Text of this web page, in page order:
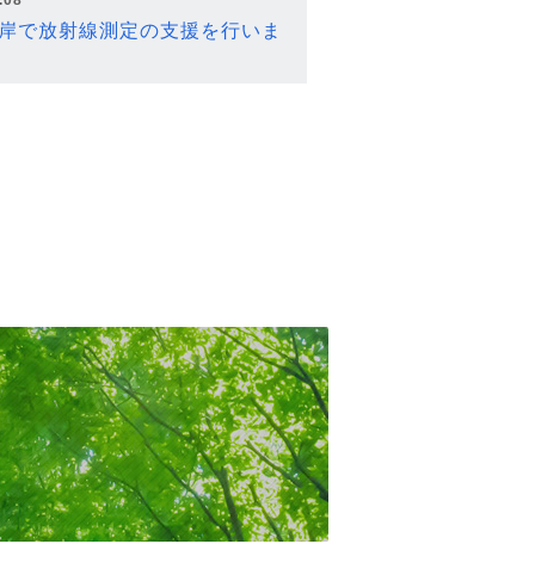
で放射線測定の支援を行いま